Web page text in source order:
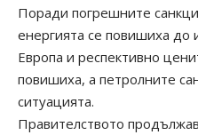
Поради погрешните
енергията се повишиха до
Европа и респективно
повишиха, а петролните
ситуацията.
Правителството